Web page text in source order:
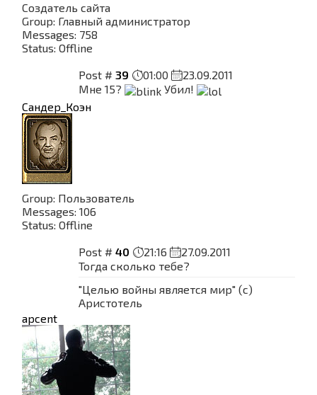
Создатель сайта
Group: Главный администратор
Messages: 758
Status: Offline
Post # 39 01:00
23.09.2011
Мне 15?
Убил!
Сандер_Коэн
Group: Пользователь
Messages: 106
Status: Offline
Post # 40 21:16
27.09.2011
Тогда сколько тебе?
"Целью войны является мир" (с)
Аристотель
apcent